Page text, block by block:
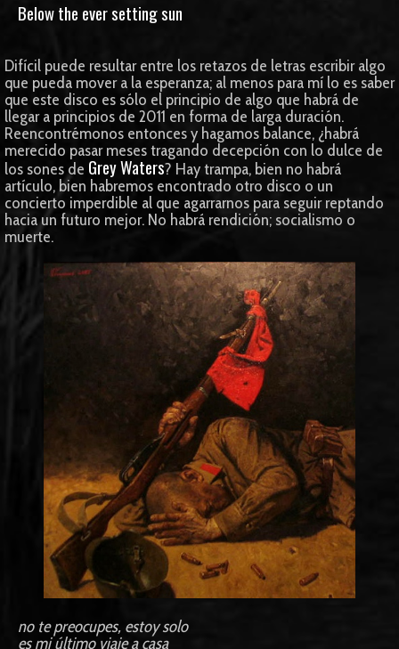
Below the ever setting sun
Difícil puede resultar entre los retazos de letras escribir algo
que pueda mover a la esperanza; al menos para mí lo es saber
que este disco es sólo el principio de algo que habrá de
llegar a principios de 2011 en forma de larga duración.
Reencontrémonos entonces y hagamos balance, ¿habrá
merecido pasar meses tragando decepción con lo dulce de
los sones de Grey Waters? Hay trampa, bien no habrá
artículo, bien habremos encontrado otro disco o un
concierto imperdible al que agarrarnos para seguir reptando
hacia un futuro mejor. No habrá rendición; socialismo o
muerte.
no te preocupes, estoy solo
es mi último viaje a casa